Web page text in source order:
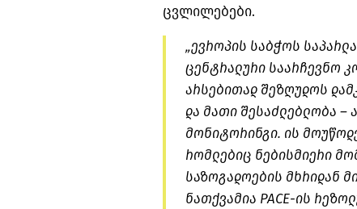
ცვლილებები.
„ევროპის საბჭოს
ცენტრალური საარჩევნო
არსებითად შეზღუდოს
და მათი შესაძლებლობა –
მონიტორინგი. ის
რომლებიც ნებისმიერი
საზოგადოების მხრიდან
ნათქვამია PACE-ის